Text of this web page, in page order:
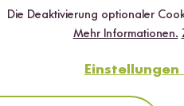
Die Deaktivierung optionaler
Mehr Informationen.